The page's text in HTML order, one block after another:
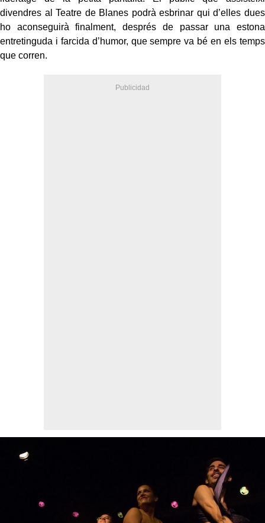
divendres al Teatre de Blanes podrà esbrinar qui d’elles dues
ho aconseguirà finalment, després de passar una estona
entretinguda i farcida d’humor, que sempre va bé en els temps
que corren.